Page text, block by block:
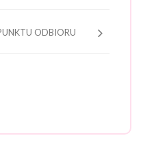
ODBIORU